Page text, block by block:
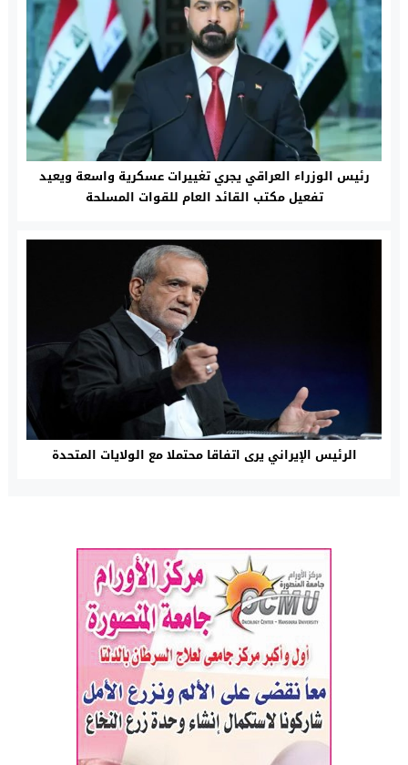
رئيس الوزراء العراقي يجري تغييرات عسكرية واسعة ويعيد
تفعيل مكتب القائد العام للقوات المسلحة
الرئيس الإيراني يرى اتفاقا محتملا مع الولايات المتحدة